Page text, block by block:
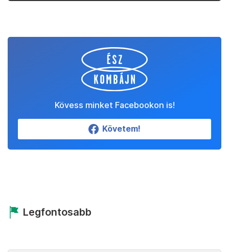
Kövess minket Facebookon is!
Követem!
Legfontosabb